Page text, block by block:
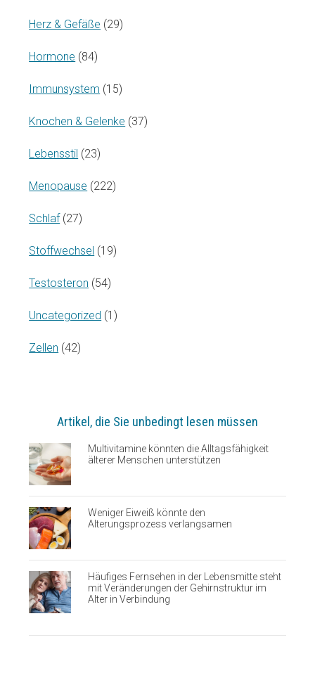
Herz & Gefäße (29)
Hormone (84)
Immunsystem (15)
Knochen & Gelenke (37)
Lebensstil (23)
Menopause (222)
Schlaf (27)
Stoffwechsel (19)
Testosteron (54)
Uncategorized (1)
Zellen (42)
Artikel, die Sie unbedingt lesen müssen
Multivitamine könnten die Alltagsfähigkeit
älterer Menschen unterstützen
Weniger Eiweiß könnte den
Alterungsprozess verlangsamen
Häufiges Fernsehen in der Lebensmitte steht
mit Veränderungen der Gehirnstruktur im
Alter in Verbindung